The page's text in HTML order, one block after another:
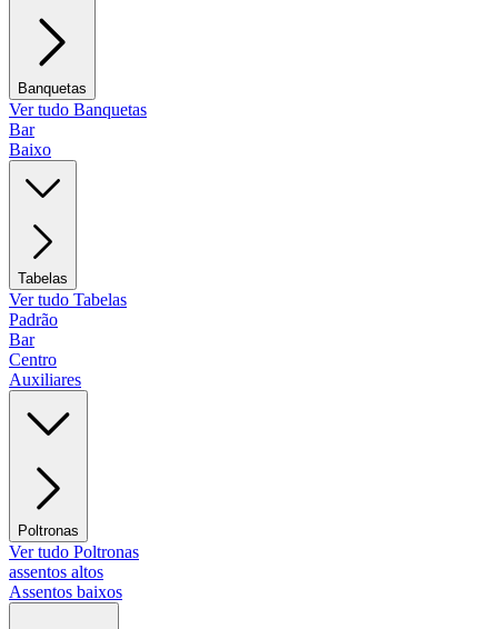
Banquetas
Ver tudo Banquetas
Bar
Baixo
Tabelas
Ver tudo Tabelas
Padrão
Bar
Centro
Auxiliares
Poltronas
Ver tudo Poltronas
assentos altos
Assentos baixos